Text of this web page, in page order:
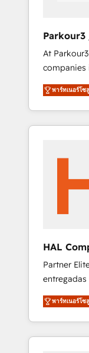
Our Services: HubSpot
data
Operations API integrations AI-ready Website
design Let’s turn your CRM into your growth
engine!
At
companies
strategies
automating
processes
spans
marketing
With
we are
the CRM
deploying
We'll
and sales
we are
พาร์ทเนอร์โ
HAL
Partner
por 6
equipo de
HubSpot
empresas
พาร์ทเนอร์โ